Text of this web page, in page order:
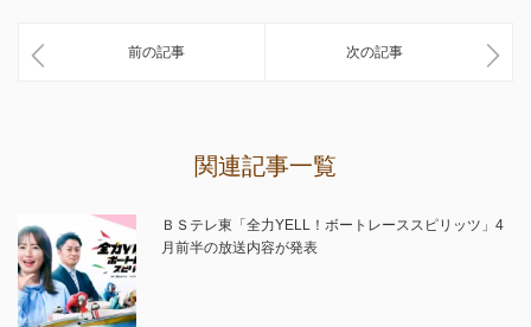
前の記事 次の記事
関連記事一覧
ＢＳテレ東「全力YELL！ボートレーススピリッツ」4
月前半の放送内容が発表